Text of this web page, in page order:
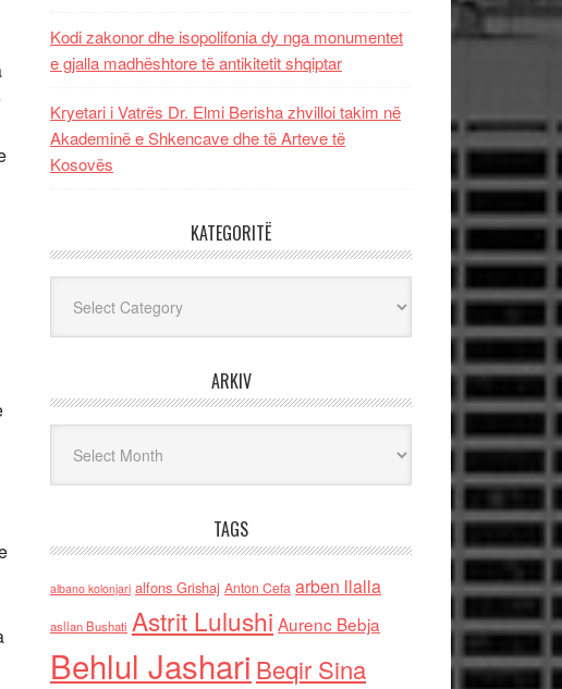
Kodi zakonor dhe isopolifonia dy nga monumentet
e gjalla madhështore të antikitetit shqiptar
Kryetari i Vatrës Dr. Elmi Berisha zhvilloi takim në
Akademinë e Shkencave dhe të Arteve të
Kosovës
KATEGORITË
ARKIV
TAGS
albano kolonjari alfons Grishaj Anton Cefa arben llalla
asllan Bushati Astrit Lulushi Aurenc Bebja
Behlul Jashari Beqir Sina